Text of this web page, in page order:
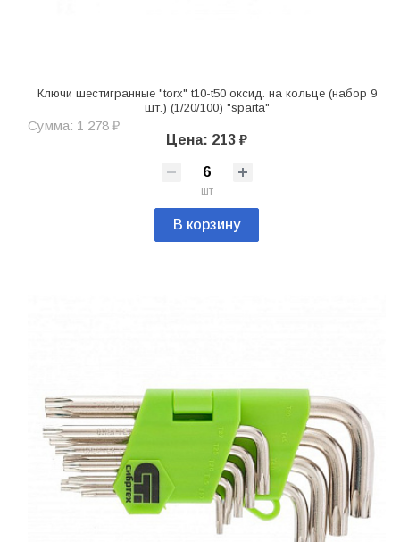
Ключи шестигранные "torx" t10-t50 оксид. на кольце (набор 9
шт.) (1/20/100) "sparta"
Сумма: 1 278 ₽
Цена: 213 ₽
шт
В корзину